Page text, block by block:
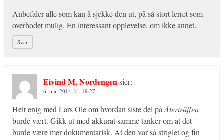
Anbefaler alle som kan å sjekke den ut, på så stort lerret som
overhodet mulig. En interessant opplevelse, om ikke annet.
Svar
Eivind M. Nordengensier:
6. mai 2014, kl. 19:27
Helt enig med Lars Ole om hvordan siste del på Återträffen
burde vært. Gikk ut med akkurat samme tanker om at det
burde være mer dokumentarisk. At den var så striglet og fin